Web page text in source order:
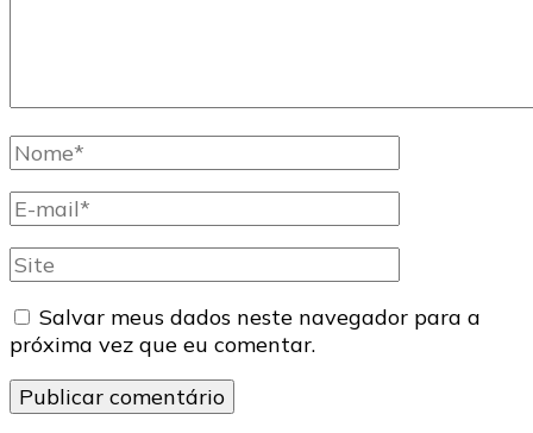
Nome
completo
E-
mail
Site
Salvar meus dados neste navegador para a
próxima vez que eu comentar.